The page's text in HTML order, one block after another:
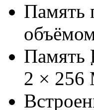
Память
Память
2 × 256